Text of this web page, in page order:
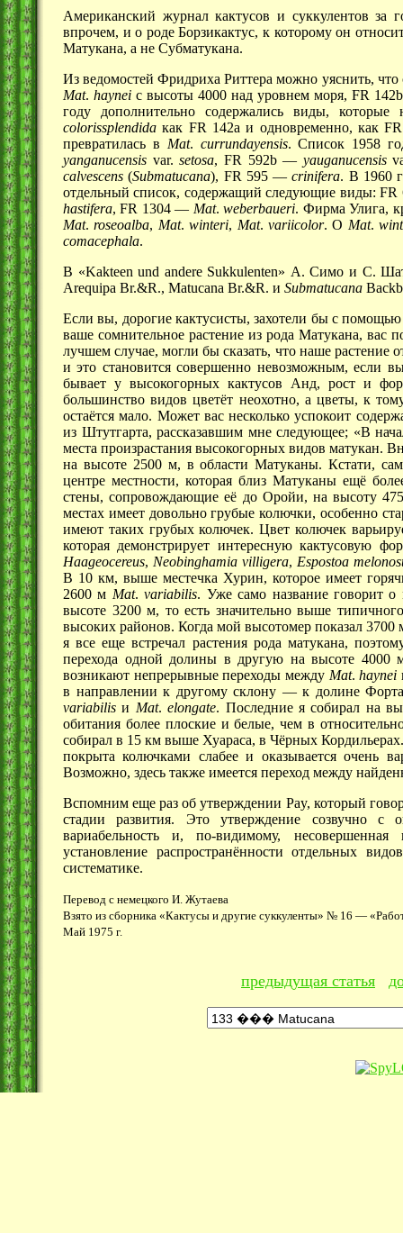
Американский журнал кактусов и суккулентов
впрочем, и о роде Борзикактус, к которому он
Матукана, а не Субматукана.
Из ведомостей Фридриха Риттера можно уяснить,
Mat. haynei с высоты 4000 над уровнем моря, FR
году дополнительно содержались виды,
colorissplendida как FR 142aи одновременно, как
превратилась в Mat. currundayensis. Список 1958
yanganucensis var.setosa, FR 592b — yauganucensis
calvescens (Submatucana), FR 595 — crinifera. В 1960
отдельный список, содержащий следующие виды:FR
hastifera,FR 1304— Mat.weberbaueri. Фирма Улига,
Mat.roseoalba, Mat.winteri, Mat.variicolor. О Mat.
comacephala.
В «Kakteen und andere Sukkulenten» А. Симо и С.
Arequipa Br.&R., Matucana Br.&R. и Submatucana
Если вы, дорогие кактусисты, захотели бы с
ваше сомнительное растение из рода Матукана, вас
лучшем случае, могли бы сказать, что наше
и это становится совершенно невозможным, если
бывает у высокогорных кактусов Анд, рост и
большинство видов цветёт неохотно, а цветы, к
остаётся мало. Может вас несколько успокоит
из Штутгарта, рассказавшим мне следующее; «В
места произрастания высокогорных видов матукан.
на высоте 2500 м, в области Матуканы. Кстати,
центре местности, которая близ Матуканы ещё
стены, сопровождающие её до Оройи, на высоту
местах имеет довольно грубые колючки, особенно
имеют таких грубых колючек. Цвет колючек
которая демонстрирует интересную кактусовую
Haageocereus, Neobinghamia villigera, Espostoa
В 10 км, выше местечка Хурин, которое имеет
2600 м Mat.variabilis. Уже само название говорит о
высоте 3200 м, то есть значительно выше
высоких районов. Когда мой высотомер показал3700
я все еще встречал растения рода матукана,
перехода одной долины в другую на высоте 4000
возникают непрерывные переходы между Mat.haynei
в направлении к другому склону —к долине
variabilis и Mat.elongate. Последние я собирал на
обитания более плоские и белые, чем в
собирал в 15 км выше Хуараса, в Чёрных
покрыта колючками слабее и оказывается очень
Возможно, здесь также имеется переход между
Вспомним еще раз об утверждении Pay, который
стадии развития. Это утверждение созвучно
вариабельность и, по-видимому,
установление распространённости отдельных
систематике.
Перевод с немецкого И. Жутаева
Взято из сборника «Кактусы и другие суккуленты» № 16 —
Май 1975 г.
предыдущая статья